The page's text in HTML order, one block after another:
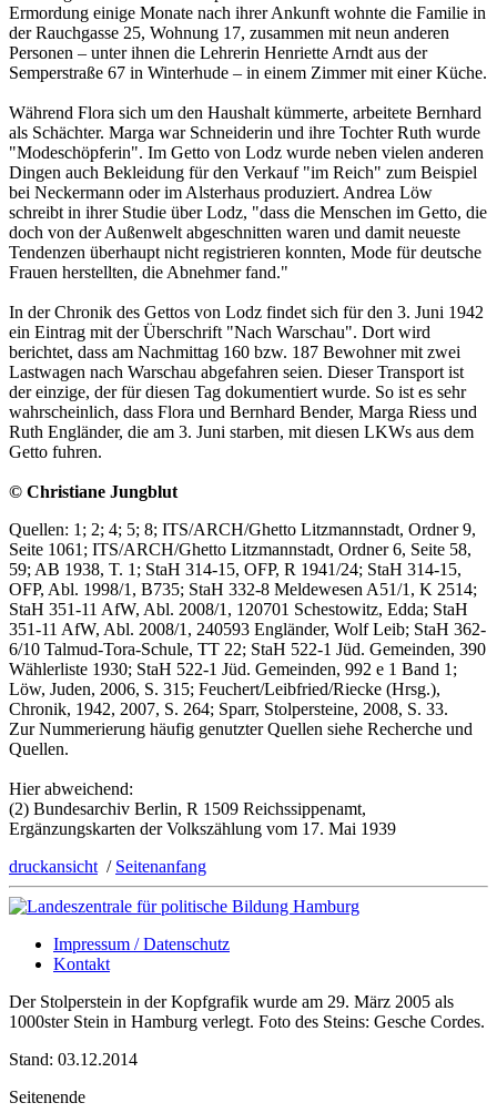
Ermordung einige Monate nach ihrer Ankunft wohnte die Familie in
der Rauchgasse 25, Wohnung 17, zusammen mit neun anderen
Personen – unter ihnen die Lehrerin Henriette Arndt aus der
Semperstraße 67 in Winterhude – in einem Zimmer mit einer Küche.
Während Flora sich um den Haushalt kümmerte, arbeitete Bernhard
als Schächter. Marga war Schneiderin und ihre Tochter Ruth wurde
"Modeschöpferin". Im Getto von Lodz wurde neben vielen anderen
Dingen auch Bekleidung für den Verkauf "im Reich" zum Beispiel
bei Neckermann oder im Alsterhaus produziert. Andrea Löw
schreibt in ihrer Studie über Lodz, "dass die Menschen im Getto, die
doch von der Außenwelt abgeschnitten waren und damit neueste
Tendenzen überhaupt nicht registrieren konnten, Mode für deutsche
Frauen herstellten, die Abnehmer fand."
In der Chronik des Gettos von Lodz findet sich für den 3. Juni 1942
ein Eintrag mit der Überschrift "Nach Warschau". Dort wird
berichtet, dass am Nachmittag 160 bzw. 187 Bewohner mit zwei
Lastwagen nach Warschau abgefahren seien. Dieser Transport ist
der einzige, der für diesen Tag dokumentiert wurde. So ist es sehr
wahrscheinlich, dass Flora und Bernhard Bender, Marga Riess und
Ruth Engländer, die am 3. Juni starben, mit diesen LKWs aus dem
Getto fuhren.
© Christiane Jungblut
Quellen: 1; 2; 4; 5; 8; ITS/ARCH/Ghetto Litzmannstadt, Ordner 9,
Seite 1061; ITS/ARCH/Ghetto Litzmannstadt, Ordner 6, Seite 58,
59; AB 1938, T. 1; StaH 314-15, OFP, R 1941/24; StaH 314-15,
OFP, Abl. 1998/1, B735; StaH 332-8 Meldewesen A51/1, K 2514;
StaH 351-11 AfW, Abl. 2008/1, 120701 Schestowitz, Edda; StaH
351-11 AfW, Abl. 2008/1, 240593 Engländer, Wolf Leib; StaH 362-
6/10 Talmud-Tora-Schule, TT 22; StaH 522-1 Jüd. Gemeinden, 390
Wählerliste 1930; StaH 522-1 Jüd. Gemeinden, 992 e 1 Band 1;
Löw, Juden, 2006, S. 315; Feuchert/Leibfried/Riecke (Hrsg.),
Chronik, 1942, 2007, S. 264; Sparr, Stolpersteine, 2008, S. 33.
Zur Nummerierung häufig genutzter Quellen siehe Recherche und
Quellen.
Hier abweichend:
(2) Bundesarchiv Berlin, R 1509 Reichssippenamt,
Ergänzungskarten der Volkszählung vom 17. Mai 1939
druckansicht / Seitenanfang
Impressum / Datenschutz
Kontakt
Der Stolperstein in der Kopfgrafik wurde am 29. März 2005 als
1000ster Stein in Hamburg verlegt. Foto des Steins: Gesche Cordes.
Stand: 03.12.2014
Seitenende